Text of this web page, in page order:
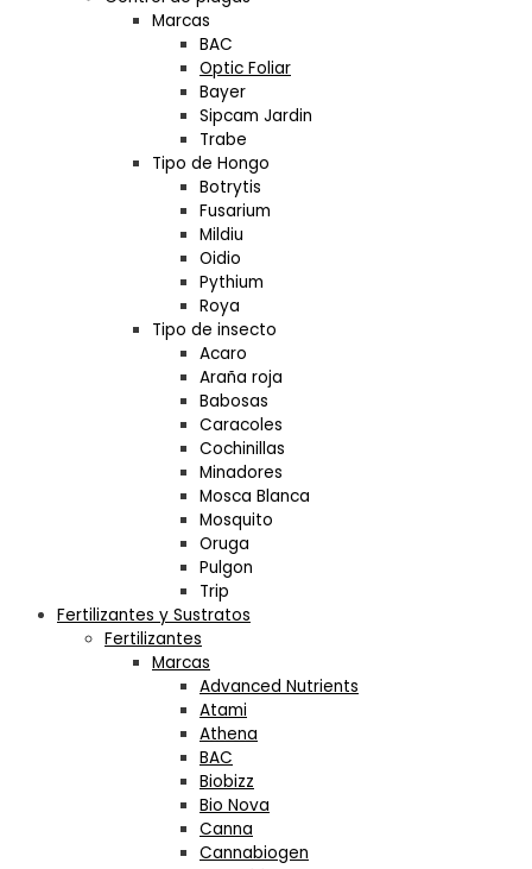
Marcas
BAC
Optic Foliar
Bayer
Sipcam Jardin
Trabe
Tipo de Hongo
Botrytis
Fusarium
Mildiu
Oidio
Pythium
Roya
Tipo de insecto
Acaro
Araña roja
Babosas
Caracoles
Cochinillas
Minadores
Mosca Blanca
Mosquito
Oruga
Pulgon
Trip
Fertilizantes y Sustratos
Fertilizantes
Marcas
Advanced Nutrients
Atami
Athena
BAC
Biobizz
Bio Nova
Canna
Cannabiogen